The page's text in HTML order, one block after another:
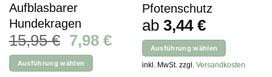
Aufblasbarer
Hundekragen
15,95€ Ursprünglicher
Preis
war:
7,98 €Aktueller
Preis
Ausführung wählen
Pfotenschutz
ab 3,44 €
Ausführung wählen
Dieses
inkl. MwSt. zzgl. Versandkosten